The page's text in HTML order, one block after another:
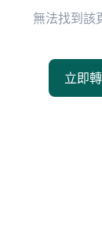
無法找到該
立即